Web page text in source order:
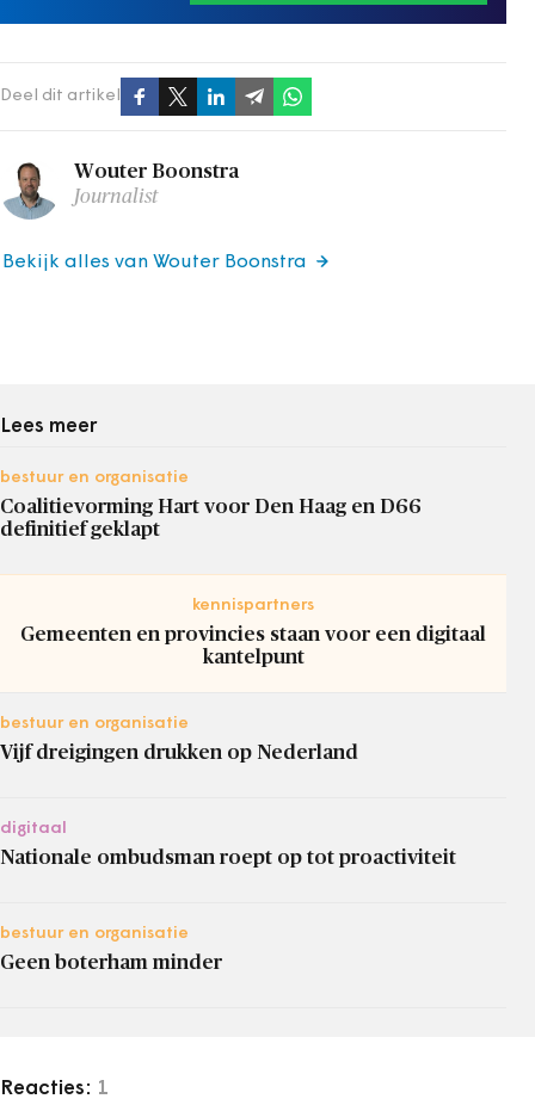
Deel dit artikel
Wouter Boonstra
Journalist
Bekijk alles van Wouter Boonstra
Lees meer
bestuur en organisatie
Coalitievorming Hart voor Den Haag en D66
definitief geklapt
kennispartners
Gemeenten en provincies staan voor een digitaal
kantelpunt
bestuur en organisatie
Vijf dreigingen drukken op Nederland
digitaal
Nationale ombudsman roept op tot proactiviteit
bestuur en organisatie
Geen boterham minder
Reacties: 1